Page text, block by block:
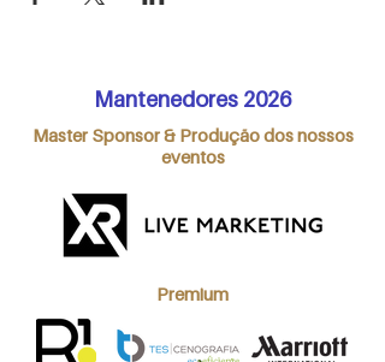
Mantenedores 2026
Master Sponsor & Produção dos nossos
eventos
Premium